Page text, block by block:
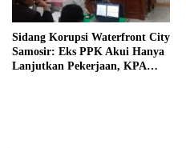
Sidang Korupsi Waterfront City
Samosir: Eks PPK Akui Hanya
Lanjutkan Pekerjaan, KPA